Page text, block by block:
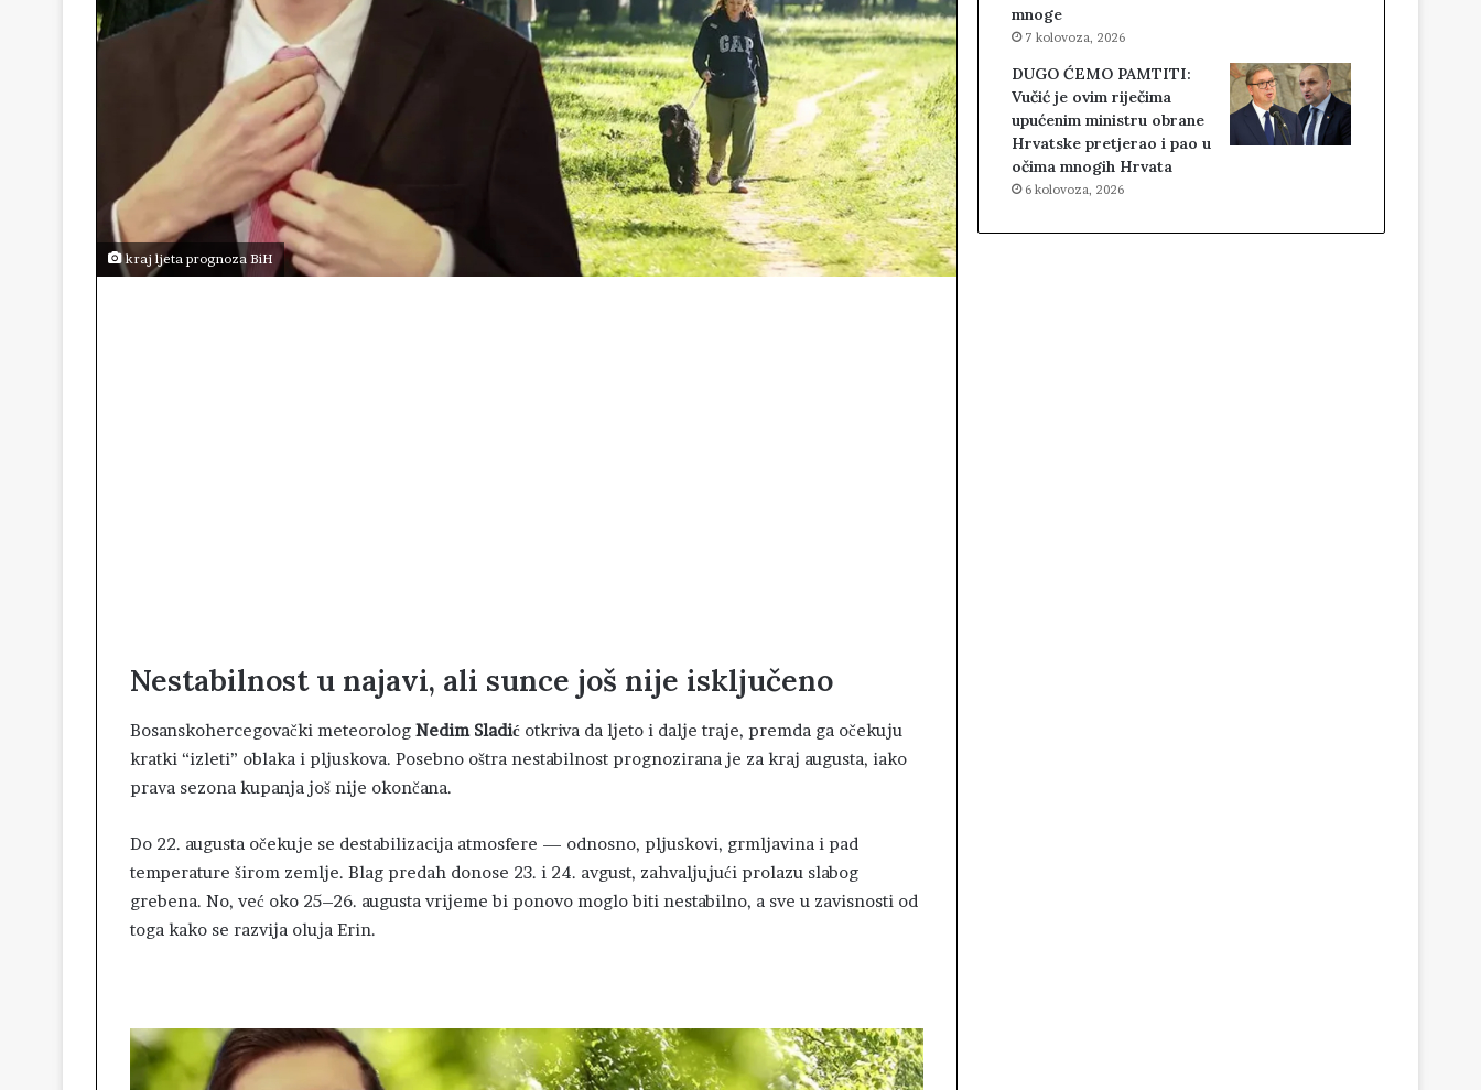
kraj ljeta prognoza BiH
Nestabilnost u najavi, ali sunce još nije isključeno
Bosanskohercegovački meteorolog Nedim Sladić otkriva da ljeto i dalje traje, premda ga očekuju
kratki “izleti” oblaka i pljuskova. Posebno oštra nestabilnost prognozirana je za kraj augusta, iako
prava sezona kupanja još nije okončana.
Do 22. augusta očekuje se destabilizacija atmosfere — odnosno, pljuskovi, grmljavina i pad
temperature širom zemlje. Blag predah donose 23. i 24. avgust, zahvaljujući prolazu slabog
grebena. No, već oko 25–26. augusta vrijeme bi ponovo moglo biti nestabilno, a sve u zavisnosti od
toga kako se razvija oluja Erin.
mnoge
7 kolovoza, 2026
DUGO ĆEMO PAMTITI:
Vučić je ovim riječima
upućenim ministru obrane
Hrvatske pretjerao i pao u
očima mnogih Hrvata
6 kolovoza, 2026